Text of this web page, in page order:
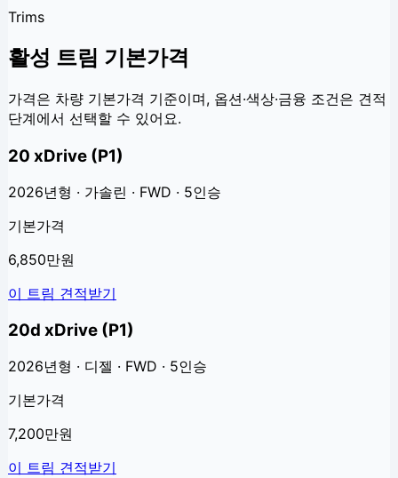
Trims
활성 트림 기본가격
가격은 차량 기본가격 기준이며, 옵션·색상·금융 조건은 견적
단계에서 선택할 수 있어요.
20 xDrive (P1)
2026년형 · 가솔린 · FWD · 5인승
기본가격
6,850만원
이 트림 견적받기
20d xDrive (P1)
2026년형 · 디젤 · FWD · 5인승
기본가격
7,200만원
이 트림 견적받기